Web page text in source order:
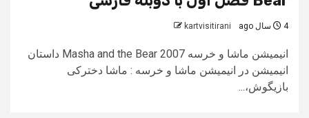
4 سال ago kartvisitirani
انیمیشن ماشا و خرسه Masha and the Bear 2007 داستان
انیمیشن در انیمیشن ماشا و خرسه : ماشا دخترکی
بازیگوش،...